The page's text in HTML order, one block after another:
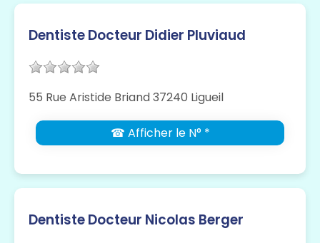
Dentiste Docteur Didier Pluviaud
55 Rue Aristide Briand 37240 Ligueil
☎ Afficher le N° *
Dentiste Docteur Nicolas Berger